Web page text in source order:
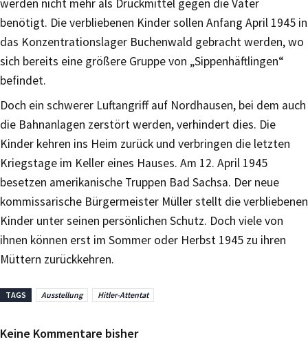
werden nicht mehr als Druckmittel gegen die Väter
benötigt. Die verbliebenen Kinder sollen Anfang April 1945 in
das Konzentrationslager Buchenwald gebracht werden, wo
sich bereits eine größere Gruppe von „Sippenhäftlingen“
befindet.
Doch ein schwerer Luftangriff auf Nordhausen, bei dem auch
die Bahnanlagen zerstört werden, verhindert dies. Die
Kinder kehren ins Heim zurück und verbringen die letzten
Kriegstage im Keller eines Hauses. Am 12. April 1945
besetzen amerikanische Truppen Bad Sachsa. Der neue
kommissarische Bürgermeister Müller stellt die verbliebenen
Kinder unter seinen persönlichen Schutz. Doch viele von
ihnen können erst im Sommer oder Herbst 1945 zu ihren
Müttern zurückkehren.
TAGS Ausstellung Hitler-Attentat
Keine Kommentare bisher